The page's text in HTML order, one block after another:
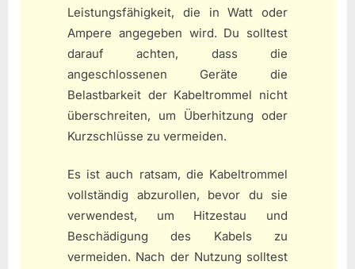
Leistungsfähigkeit, die in Watt oder
Ampere angegeben wird. Du solltest
darauf achten, dass die
angeschlossenen Geräte die
Belastbarkeit der Kabeltrommel nicht
überschreiten, um Überhitzung oder
Kurzschlüsse zu vermeiden.
Es ist auch ratsam, die Kabeltrommel
vollständig abzurollen, bevor du sie
verwendest, um Hitzestau und
Beschädigung des Kabels zu
vermeiden. Nach der Nutzung solltest